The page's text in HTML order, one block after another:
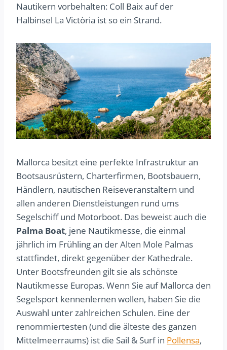
Nautikern vorbehalten: Coll Baix auf der
Halbinsel La Victòria ist so ein Strand.
Mallorca besitzt eine perfekte Infrastruktur an
Bootsausrüstern, Charterfirmen, Bootsbauern,
Händlern, nautischen Reiseveranstaltern und
allen anderen Dienstleistungen rund ums
Segelschiff und Motorboot. Das beweist auch die
Palma Boat, jene Nautikmesse, die einmal
jährlich im Frühling an der Alten Mole Palmas
stattfindet, direkt gegenüber der Kathedrale.
Unter Bootsfreunden gilt sie als schönste
Nautikmesse Europas. Wenn Sie auf Mallorca den
Segelsport kennenlernen wollen, haben Sie die
Auswahl unter zahlreichen Schulen. Eine der
renommiertesten (und die älteste des ganzen
Mittelmeerraums) ist die Sail & Surf in Pollensa,